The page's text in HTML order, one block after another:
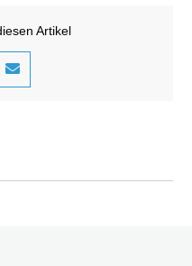
Artikel